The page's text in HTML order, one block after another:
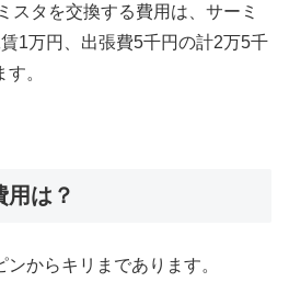
スタを交換する費用は、サーミ
1万円、出張費5千円の計2万5千
。
用は？
からキリまであります。